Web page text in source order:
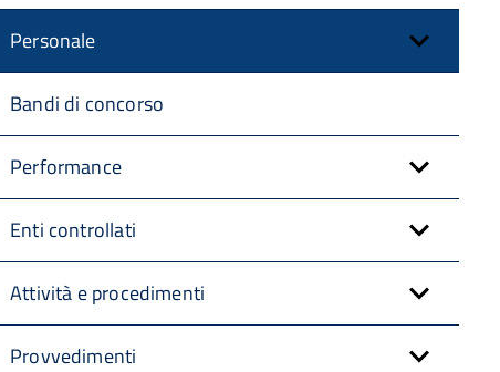
Personale
Bandi di concorso
Performance
Enti controllati
Attività e procedimenti
Provvedimenti